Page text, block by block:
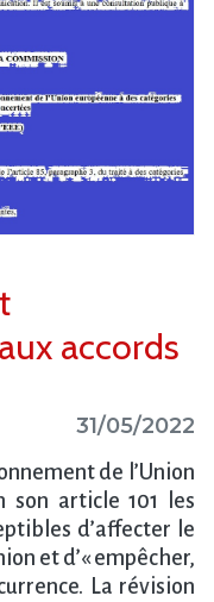
accords
31/05/2022
de l’Union
son article 101 les
d’affecter le
et d’« empêcher,
La révision